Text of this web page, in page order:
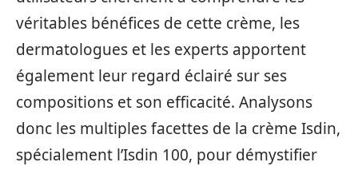
véritables bénéfices de cette crème, les
dermatologues et les experts apportent
également leur regard éclairé sur ses
compositions et son efficacité. Analysons
donc les multiples facettes de la crème Isdin,
spécialement l’Isdin 100, pour démystifier